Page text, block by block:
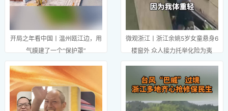
开局之年看中国丨温州瓯江边，用
气膜建了一个“保护罩”
微观浙江丨浙江余姚5岁女童悬身6
楼窗外 众人接力托举化险为夷